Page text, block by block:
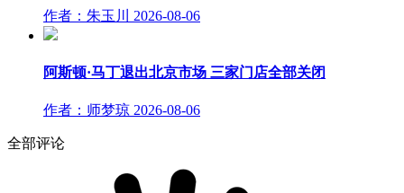
作者：朱玉川 2026-08-06
阿斯顿·马丁退出北京市场 三家门店全部关闭
作者：师梦琼 2026-08-06
全部评论